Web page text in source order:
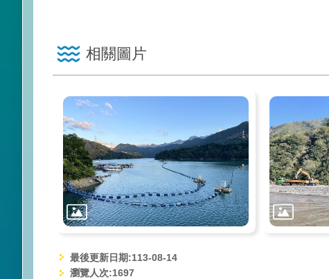
相關圖片
最後更新日期:113-08-14
瀏覽人次:1697